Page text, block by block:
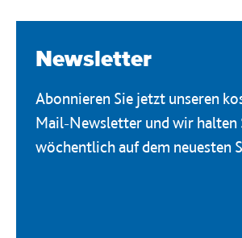
Newsletter
Abonnieren Sie jetzt unseren
Mail-Newsletter und wir halten
wöchentlich auf dem neuesten